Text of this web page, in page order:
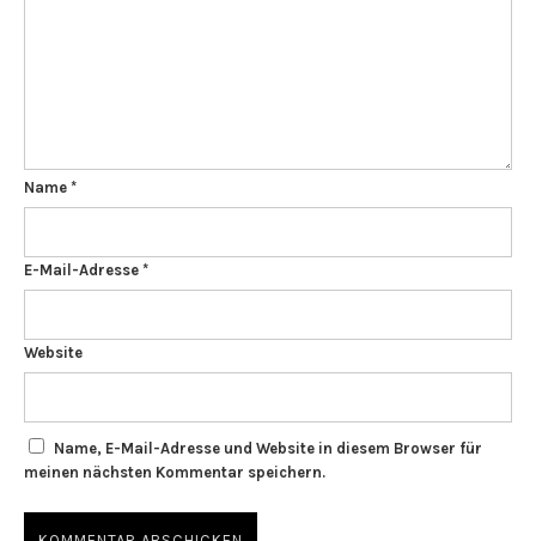
Name *
E-Mail-Adresse *
Website
Name, E-Mail-Adresse und Website in diesem Browser für
meinen nächsten Kommentar speichern.